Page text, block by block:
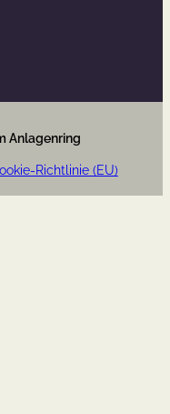
Anlagenring
Richtlinie (EU)